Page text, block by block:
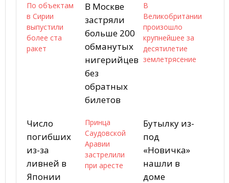
По объектам
в Сирии
выпустили
более ста
ракет
В Москве
застряли
больше 200
обманутых
нигерийцев
без
обратных
билетов
В
Великобритании
произошло
крупнейшее за
десятилетие
землетрясение
Число
погибших
из-за
ливней в
Японии
Принца
Саудовской
Аравии
застрелили
при аресте
Бутылку из-
под
«Новичка»
нашли в
доме